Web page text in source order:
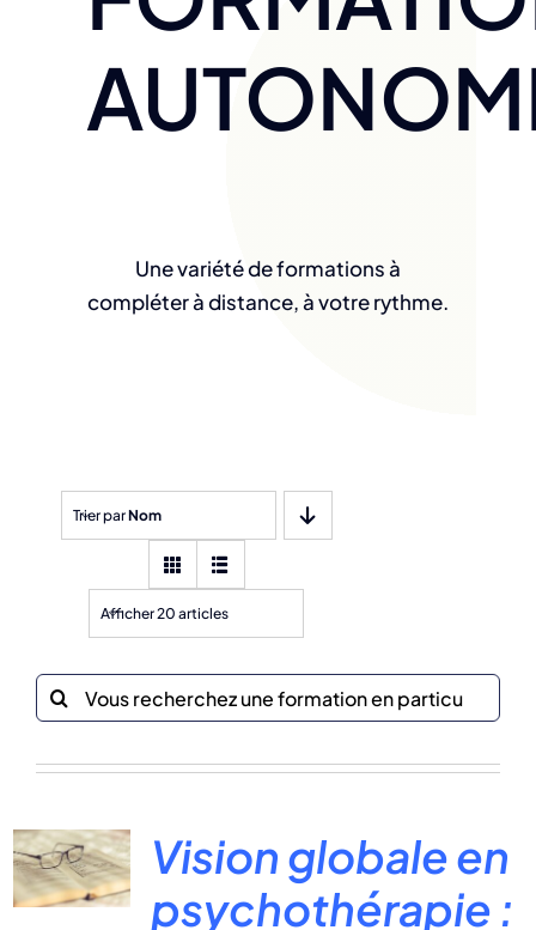
Une variété de formations à
compléter à distance, à votre rythme.
Trier parNom
Afficher 20 articles
Recherche
sur
:
Vision globale en
psychothérapie :